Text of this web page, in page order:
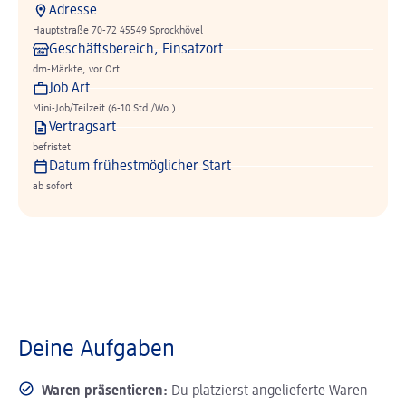
Adresse
Hauptstraße 70-72 45549 Sprockhövel
Geschäftsbereich, Einsatzort
dm-Märkte, vor Ort
Job Art
Mini-Job/Teilzeit (6-10 Std./Wo.)
Vertragsart
befristet
Datum frühestmöglicher Start
ab sofort
Deine Aufgaben
Waren präsentieren: Du platzierst angelieferte Waren